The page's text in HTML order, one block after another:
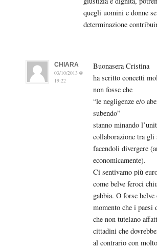
quegli uomini e donne
determinazione
CHIARA
03/10/2013 @
19:22
Buonasera Cristina
ha scritto concetti
non fosse che
“le negligenze e/o
subendo”
stanno minando
collaborazione tra gli
facendoli divergere
economicamente).
Ci sentivamo più
come belve feroci
gabbia. O forse
momento che i paesi
che non tutelano
cittadini che
al contrario con